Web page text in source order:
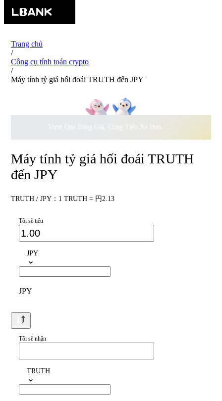
Trang chủ
/
Công cụ tính toán crypto
/
Máy tính tỷ giá hối đoái TRUTH đến JPY
Vượt Qua Băng Giá, Cùng Tiến Xa Hơn ·500.000
Máy tính tỷ giá hối đoái TRUTH
đến JPY
TRUTH / JPY：1 TRUTH = 円2.13
Tôi sẽ tiêu
JPY
JPY
Tôi sẽ nhận
TRUTH